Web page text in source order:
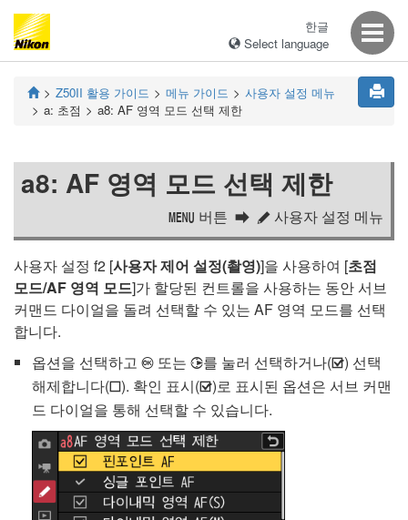
한글
Select language
Z50II 활용 가이드 메뉴 가이드
사용자 설정 메뉴
a: 초점 a8: AF 영역 모드 선택 제한
a8: AF 영역 모드 선택 제한
G 버튼 A 사용자 설정 메뉴
사용자 설정 f2 [사용자 제어 설정(촬영)]을 사용하여 [초점
모드/AF 영역 모드]가 할당된 컨트롤을 사용하는 동안 서브
커맨드 다이얼을 돌려 선택할 수 있는 AF 영역 모드를 선택
합니다.
옵션을 선택하고 J 또는 2를 눌러 선택하거나(M) 선택
해제합니다(U). 확인 표시(M)로 표시된 옵션은 서브 커맨
드 다이얼을 통해 선택할 수 있습니다.